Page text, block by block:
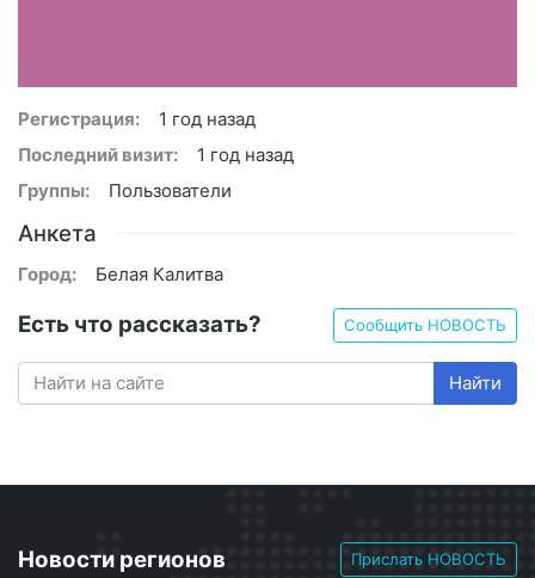
Регистрация:
1 год назад
Последний визит:
1 год назад
Группы:
Пользователи
Анкета
Город: Белая Калитва
Есть что рассказать? Сообщить НОВОСТЬ
Найти
Новости регионов Прислать НОВОСТЬ